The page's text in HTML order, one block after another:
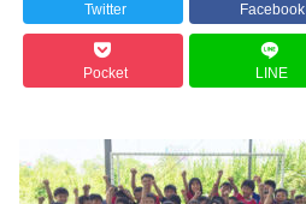
Twitter Facebook
Pocket LINE